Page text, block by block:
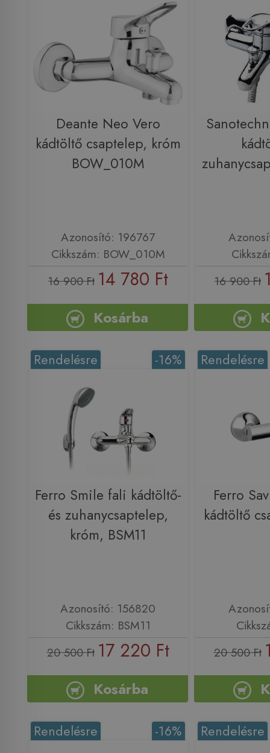
Deante Neo Vero
kádtöltő csaptelep, króm
BOW_010M
Azonosító: 196767
Cikkszám: BOW_010M
16 900 Ft 14 780 Ft
Kosárba
16 900 Ft
-16%
Rendelésre
Ferro Smile fali kádtöltő-
és zuhanycsaptelep,
króm, BSM11
Azonosító: 156820
Cikkszám: BSM11
20 500 Ft 17 220 Ft
Kosárba
Rendelésre
Ferro
kádtöltő
20 500 Ft
-16%
Rendelésre Rendelésre